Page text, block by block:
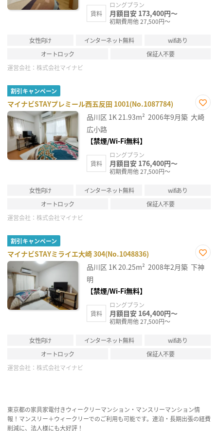
賃料
ロングプラン
月額目安 173,400円～
初期費用他 27,500円～
女性向け インターネット無料
wifiあり
オートロック
保証人不要
運営会社： 株式会社マイナビ
割引キャンペーン
マイナビSTAYプレミール西五反田 1001(No.1087784)
お気
に入
品川区 1K21.93m² 2006年9月築 大崎
広小路
【禁煙/Wi-Fi無料】
賃料
ロングプラン
月額目安 176,400円～
初期費用他 27,500円～
女性向け インターネット無料
wifiあり
オートロック
保証人不要
運営会社： 株式会社マイナビ
割引キャンペーン
マイナビSTAYミライエ大崎 304(No.1048836)
お気
に入
品川区 1K20.25m² 2008年2月築 下神
明
【禁煙/Wi-Fi無料】
賃料
ロングプラン
月額目安 164,400円～
初期費用他 27,500円～
女性向け インターネット無料
wifiあり
オートロック
保証人不要
運営会社： 株式会社マイナビ
東京都の家具家電付きウィークリーマンション・マンスリーマンション情
報！マンスリー＋ウィークリーでのご利用も可能です。連泊・長期出張の経費
削減に、法人様にも大好評！